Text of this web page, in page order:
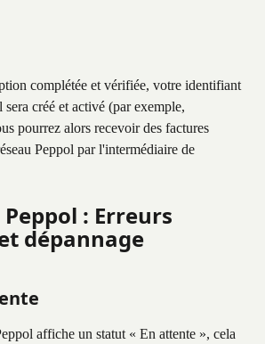
complétée et vérifiée, votre identifiant
créé et activé (par exemple,
pourrez alors recevoir des factures
Peppol par l'intermédiaire de
: Erreurs
dépannage
affiche un statut « En attente », cela